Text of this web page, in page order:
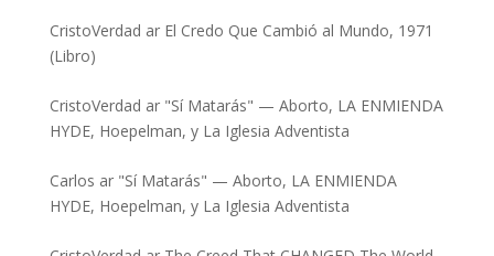
CristoVerdad ar El Credo Que Cambió al Mundo, 1971
(Libro)
CristoVerdad ar "Sí Matarás" — Aborto, LA ENMIENDA
HYDE, Hoepelman, y La Iglesia Adventista
Carlos ar "Sí Matarás" — Aborto, LA ENMIENDA
HYDE, Hoepelman, y La Iglesia Adventista